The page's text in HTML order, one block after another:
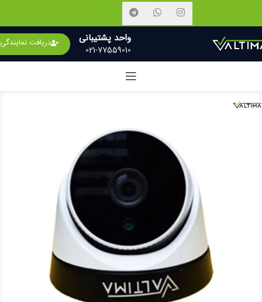
واحد پشتیبانی
021-77559010
دریافت نمایندگی